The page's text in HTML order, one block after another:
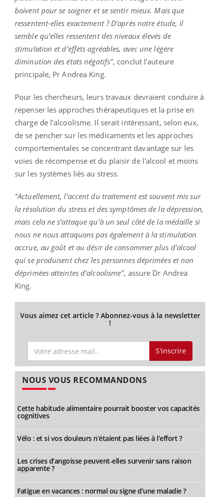
boivent pour se soigner et se sentir mieux. Mais que
ressentent-elles exactement ? D’après notre étude, il
semble qu’elles ressentent des niveaux élevés de
stimulation et d’effets agréables, avec une légère
diminution des états négatifs", conclut l’auteure
principale, Pr Andrea King.
Pour les chercheurs, leurs travaux devraient conduire à
repenser les approches thérapeutiques et la prise en
charge de l’alcoolisme. Il serait intéressant, selon eux,
de se pencher sur les médicaments et les approches
comportementales se concentrant davantage sur les
voies de récompense et du plaisir de l'alcool et moins
sur les systèmes liés au stress.
"Actuellement, l’accent du traitement est souvent mis sur
la résolution du stress et des symptômes de la dépression,
mais cela ne s’attaque qu’à un seul côté de la médaille si
nous ne nous attaquons pas également à la stimulation
accrue, au goût et au désir de consommer plus d’alcool
qui se produisent chez les personnes déprimées et non
déprimées atteintes d’alcoolisme", assure Dr Andrea
King.
Vous aimez cet article ? Abonnez-vous à la newsletter
!
S'inscrire
NOUS VOUS RECOMMANDONS
Cette habitude alimentaire pourrait booster vos capacités
cognitives
Vélo : et si vos douleurs n’étaient pas liées à l’effort ?
Les crises d’angoisse peuvent-elles survenir sans raison
apparente ?
Fatigue en vacances : normal ou signe d’une maladie ?